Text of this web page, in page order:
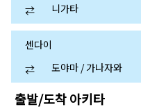
⇄
니가타
센다이
⇄
도야마 / 가나자와
출발/도착아키타